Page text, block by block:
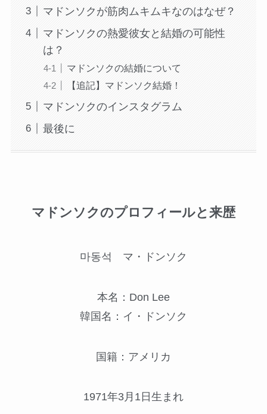
マドンソクが筋肉ムキムキなのはなぜ？
マドンソクの熱愛彼女と結婚の可能性
は？
マドンソクの結婚について
【追記】マドンソク結婚！
マドンソクのインスタグラム
最後に
マドンソクのプロフィールと来歴
마동석 マ・ドンソク
本名：Don Lee
韓国名：イ・ドンソク
国籍：アメリカ
1971年3月1日生まれ